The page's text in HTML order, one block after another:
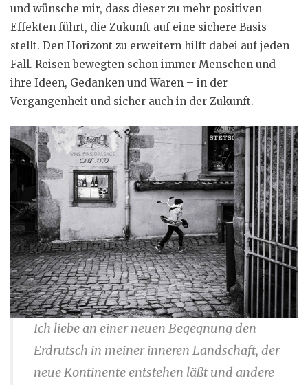
und wünsche mir, dass dieser zu mehr positiven
Effekten führt, die Zukunft auf eine sichere Basis
stellt. Den Horizont zu erweitern hilft dabei auf jeden
Fall. Reisen bewegten schon immer Menschen und
ihre Ideen, Gedanken und Waren – in der
Vergangenheit und sicher auch in der Zukunft.
Ich liebe an einer neuen Begegnung den
Erdrutsch in meiner inneren Landschaft, der
neue Kontinente entstehen läßt und andere